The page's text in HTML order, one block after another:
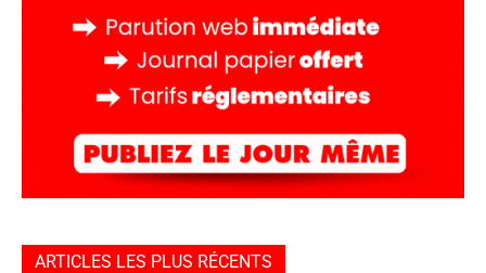
ARTICLES LES PLUS RÉCENTS